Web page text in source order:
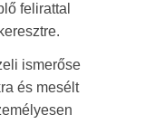
felirattal
ismerőse
és mesélt